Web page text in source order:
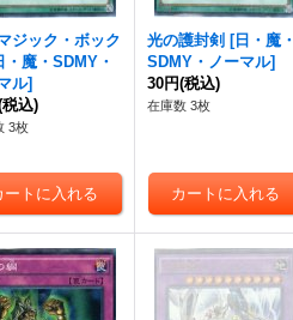
ジック・ボック
・魔・SDMY・
ル]
税込)
3枚
光の護封剣 [日・魔・
SDMY・ノーマル]
30円(税込)
在庫数 3枚